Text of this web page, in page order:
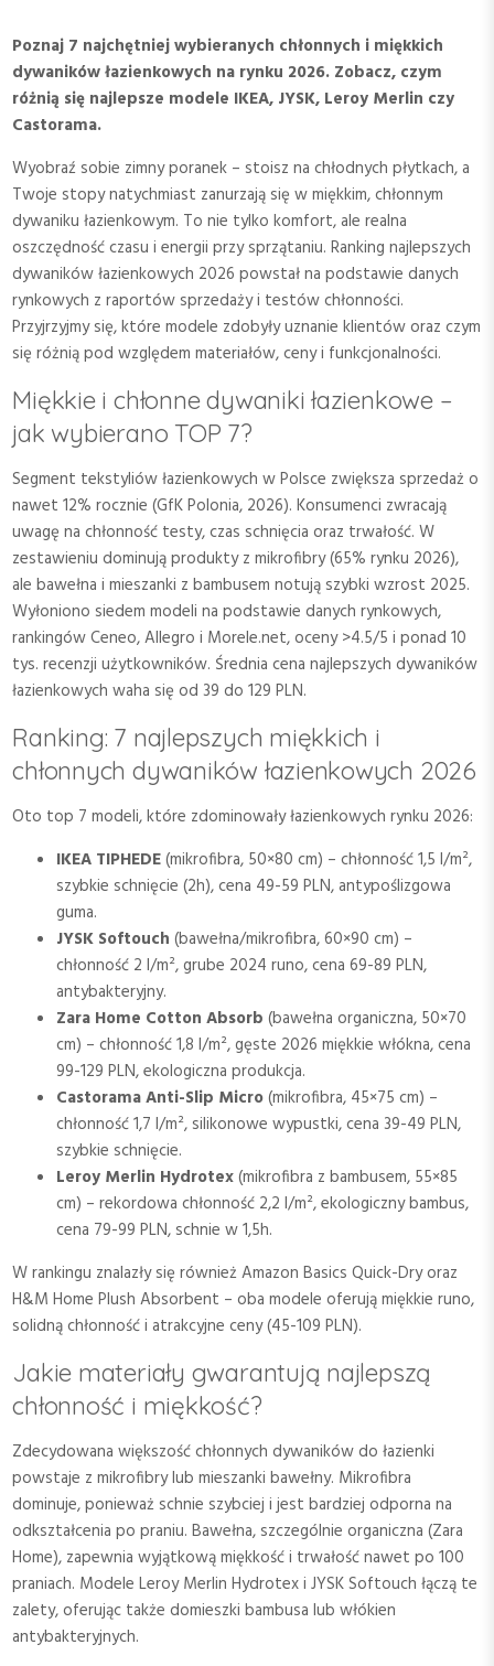
Poznaj 7 najchętniej wybieranych chłonnych i miękkich
dywaników łazienkowych na rynku 2026. Zobacz, czym
różnią się najlepsze modele IKEA, JYSK, Leroy Merlin czy
Castorama.
Wyobraź sobie zimny poranek – stoisz na chłodnych płytkach, a
Twoje stopy natychmiast zanurzają się w miękkim, chłonnym
dywaniku łazienkowym. To nie tylko komfort, ale realna
oszczędność czasu i energii przy sprzątaniu. Ranking najlepszych
dywaników łazienkowych 2026 powstał na podstawie danych
rynkowych z raportów sprzedaży i testów chłonności.
Przyjrzyjmy się, które modele zdobyły uznanie klientów oraz czym
się różnią pod względem materiałów, ceny i funkcjonalności.
Miękkie i chłonne dywaniki łazienkowe –
jak wybierano TOP 7?
Segment tekstyliów łazienkowych w Polsce zwiększa sprzedaż o
nawet 12% rocznie (GfK Polonia, 2026). Konsumenci zwracają
uwagę na chłonność testy, czas schnięcia oraz trwałość. W
zestawieniu dominują produkty z mikrofibry (65% rynku 2026),
ale bawełna i mieszanki z bambusem notują szybki wzrost 2025.
Wyłoniono siedem modeli na podstawie danych rynkowych,
rankingów Ceneo, Allegro i Morele.net, oceny >4.5/5 i ponad 10
tys. recenzji użytkowników. Średnia cena najlepszych dywaników
łazienkowych waha się od 39 do 129 PLN.
Ranking: 7 najlepszych miękkich i
chłonnych dywaników łazienkowych 2026
Oto top 7 modeli, które zdominowały łazienkowych rynku 2026:
IKEA TIPHEDE(mikrofibra, 50×80 cm) – chłonność 1,5 l/m²,
szybkie schnięcie (2h), cena 49-59 PLN, antypoślizgowa
guma.
JYSK Softouch (bawełna/mikrofibra, 60×90 cm) –
chłonność 2 l/m², grube 2024 runo, cena 69-89 PLN,
antybakteryjny.
Zara Home Cotton Absorb (bawełna organiczna, 50×70
cm) – chłonność 1,8 l/m², gęste 2026 miękkie włókna, cena
99-129 PLN, ekologiczna produkcja.
Castorama Anti-Slip Micro(mikrofibra, 45×75 cm) –
chłonność 1,7 l/m², silikonowe wypustki, cena 39-49 PLN,
szybkie schnięcie.
Leroy Merlin Hydrotex(mikrofibra z bambusem, 55×85
cm) – rekordowa chłonność 2,2 l/m², ekologiczny bambus,
cena 79-99 PLN, schnie w 1,5h.
W rankingu znalazły się również Amazon Basics Quick-Dry oraz
H&M Home Plush Absorbent – oba modele oferują miękkie runo,
solidną chłonność i atrakcyjne ceny (45-109 PLN).
Jakie materiały gwarantują najlepszą
chłonność i miękkość?
Zdecydowana większość chłonnych dywaników do łazienki
powstaje z mikrofibry lub mieszanki bawełny. Mikrofibra
dominuje, ponieważ schnie szybciej i jest bardziej odporna na
odkształcenia po praniu. Bawełna, szczególnie organiczna (Zara
Home), zapewnia wyjątkową miękkość i trwałość nawet po 100
praniach. Modele Leroy Merlin Hydrotex i JYSK Softouch łączą te
zalety, oferując także domieszki bambusa lub włókien
antybakteryjnych.